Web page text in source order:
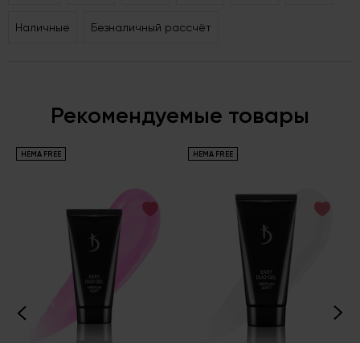
Наличные Безналичный рассчёт
Рекомендуемые товары
HEMA FREE HEMA FREE